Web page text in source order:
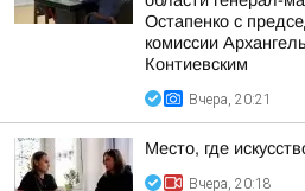
Остапенко с
комиссии
Контиевским
Вчера, 20:21
Место, где
Вчера, 20:18